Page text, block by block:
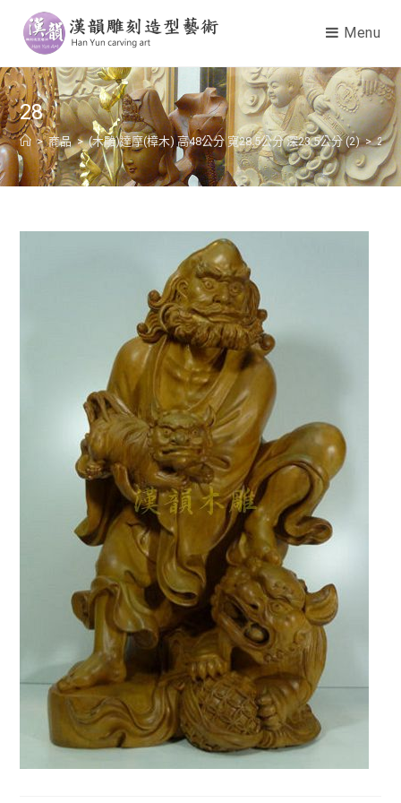
Menu
28
> 商品 > (木雕)達摩(樟木) 高48公分 寬28.5公分 深23.5公分 (2) > 28